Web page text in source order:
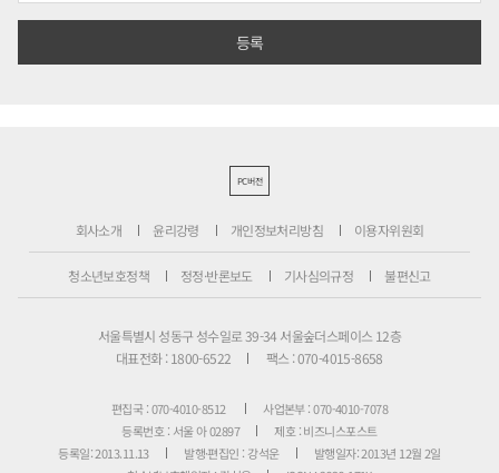
PC버전
회사소개 윤리강령 개인정보처리방침 이용자위원회
청소년보호정책 정정·반론보도 기사심의규정 불편신고
서울특별시 성동구 성수일로 39-34 서울숲더스페이스 12층
대표전화 : 1800-6522
팩스 : 070-4015-8658
편집국 : 070-4010-8512
사업본부 : 070-4010-7078
등록번호 : 서울 아 02897
제호 : 비즈니스포스트
등록일: 2013.11.13
발행·편집인 : 강석운
발행일자: 2013년 12월 2일